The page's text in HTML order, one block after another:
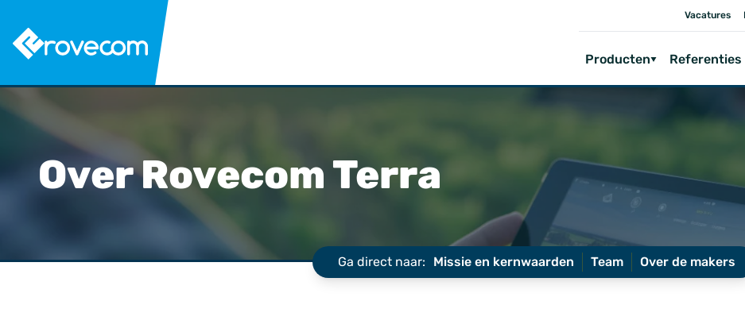
Vacatures
Producten Referenties
Over Rovecom Terra
Ga direct naar: Missie en kernwaarden Team Over de makers